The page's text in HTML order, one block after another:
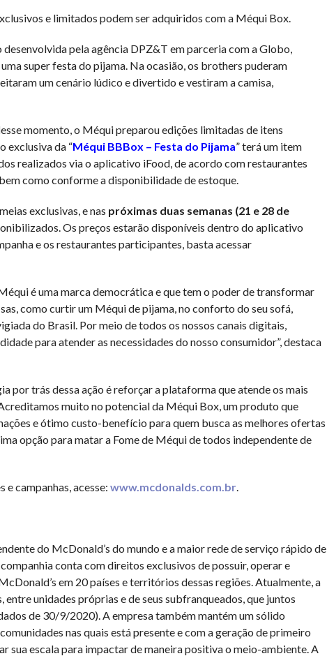
e limitados podem ser adquiridos com a Méqui Box.
desenvolvida pela agência DPZ&T em parceria com a Globo,
super festa do pijama. Na ocasião, os brothers puderam
um cenário lúdico e divertido e vestiram a camisa,
momento, o Méqui preparou edições limitadas de itens
exclusiva da “Méqui BBBox – Festa do Pijama” terá um item
realizados via o aplicativo iFood, de acordo com restaurantes
como conforme a disponibilidade de estoque.
exclusivas, e nas próximas duas semanas (21 e 28 de
Os preços estarão disponíveis dentro do aplicativo
e os restaurantes participantes, basta acessar
é uma marca democrática e que tem o poder de transformar
como curtir um Méqui de pijama, no conforto do seu sofá,
do Brasil. Por meio de todos os nossos canais digitais,
para atender as necessidades do nosso consumidor”, destaca
por trás dessa ação é reforçar a plataforma que atende os mais
muito no potencial da Méqui Box, um produto que
e ótimo custo-benefício para quem busca as melhores ofertas
opção para matar a Fome de Méqui de todos independente de
campanhas, acesse: www.mcdonalds.com.br.
do McDonald’s do mundo e a maior rede de serviço rápido de
conta com direitos exclusivos de possuir, operar e
em 20 países e territórios dessas regiões. Atualmente, a
unidades próprias e de seus subfranqueados, que juntos
de 30/9/2020). A empresa também mantém um sólido
nas quais está presente e com a geração de primeiro
sua escala para impactar de maneira positiva o meio-ambiente. A